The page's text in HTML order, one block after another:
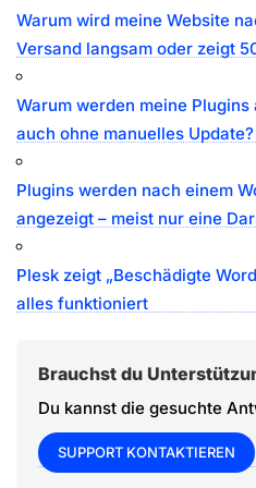
Warum wird meine Website
Versand langsam oder zeigt
Warum werden meine
auch ohne manuelles Update?
Plugins werden nach einem
angezeigt – meist nur eine
Plesk zeigt „Beschädigte
alles funktioniert
Brauchst du
Du kannst die gesuchte
SUPPORT KONTAKTIEREN